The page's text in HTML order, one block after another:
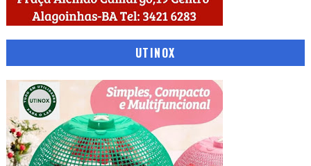
UTINOX